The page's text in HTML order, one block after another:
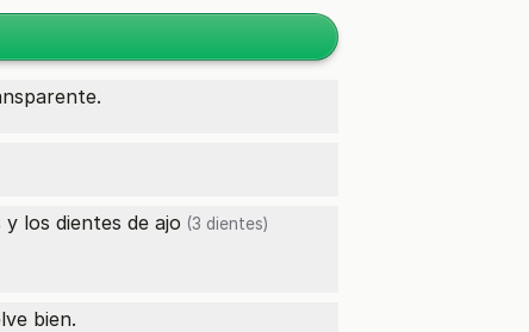
y los dientes de ajo (3 dientes)
bien.